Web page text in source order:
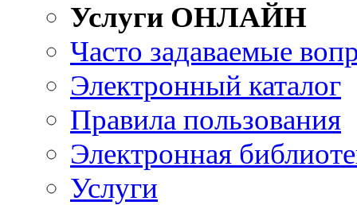
Услуги ОНЛАЙН
Часто задаваемые
Электронный каталог
Правила пользования
Электронная
Услуги